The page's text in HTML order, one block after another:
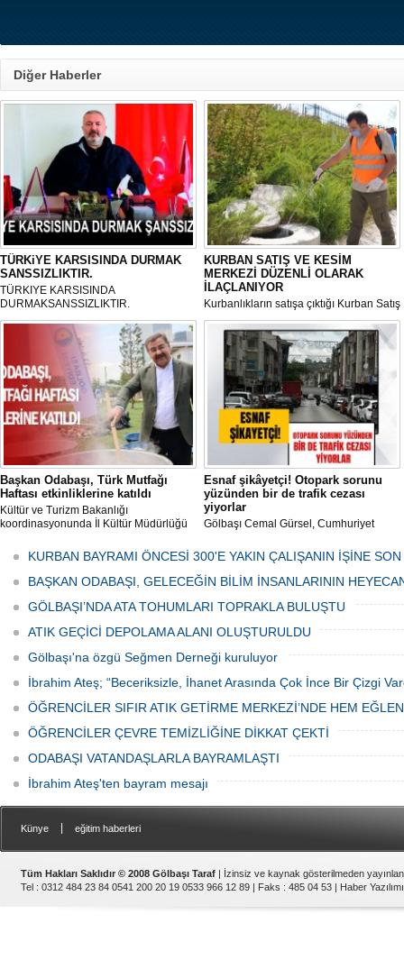
Diğer Haberler
TÜRKiYE KARSISINDA DURMAK
SANSSIZLIKTIR.
TÜRKIYE KARSISINDA
DURMAKSANSSIZLIKTIR.
KURBAN SATIŞ VE KESİM
MERKEZİ DÜZENLİ OLARAK
İLAÇLANIYOR
Kurbanlıkların satışa çıktığı Kurban Satış
ve Kesim Merkezi, haşere ve
mikropların önüne geçilmesi amacıyla
her gün Gölbaşı Belediyesi ekipleri
tarafından düzenli olarak ilaçlanıyor.
Başkan Odabaşı, Türk Mutfağı
Haftası etkinliklerine katıldı
Kültür ve Turizm Bakanlığı
koordinasyonunda İl Kültür Müdürlüğü
Haftası" etkinlikleri Ankara'da devam
ediyor.
Esnaf şikâyetçi! Otopark sorunu
yüzünden bir de trafik cezası
yiyorlar
Gölbaşı Cemal Gürsel, Cumhuriyet
bulunan esnaf ve alışverişe gelen
vatandaşlar park cezaları yüzünden
canından bezdi.
KURBAN BAYRAMI ÖNCESİ 300'E YAKIN ÇALIŞANIN İŞİNE
BAŞKAN ODABAŞI, GELECEĞİN BİLİM İNSANLARININ
GÖLBAŞI’NDA ATA TOHUMLARI TOPRAKLA BULUŞTU
ATIK GEÇİCİ DEPOLAMA ALANI OLUŞTURULDU
Gölbaşı'na özgü Seğmen Derneği kuruluyor
İbrahim Ateş; “Beceriksizle, İhanet Arasında Çok İnce Bir Çizgi
ÖĞRENCİLER SIFIR ATIK GETİRME MERKEZİ’NDE HEM
ÖĞRENCİLER ÇEVRE TEMİZLİĞİNE DİKKAT ÇEKTİ
ODABAŞI VATANDAŞLARLA BAYRAMLAŞTI
İbrahim Ateş'ten bayram mesajı
Künye eğitim haberleri
Tüm Hakları Saklıdır © 2008 Gölbaşı Taraf | İzinsiz ve kaynak gösterilmeden
Tel : 0312 484 23 84 0541 200 20 19 0533 966 12 89 | Faks : 485 04 53 | Haber Yazılımı